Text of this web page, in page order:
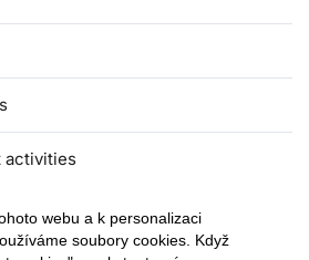
activities
partnerships
webu a k personalizaci
soubory cookies. Když